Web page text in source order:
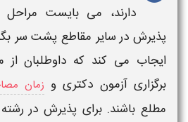
دارند، می بایست
پذیرش در سایر مقاطع پشت سر
ایجاب می کند که داوطلبان از
برگزاری آزمون دکتری و زمان
مطلع باشند. برای پذیرش در